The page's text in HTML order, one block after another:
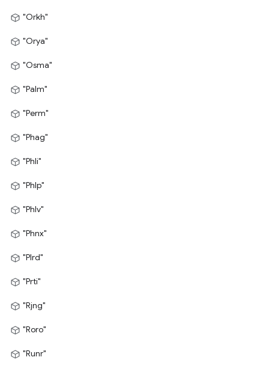
"Orkh"
"Orya"
"Osma"
"Palm"
"Perm"
"Phag"
"Phli"
"Phlp"
"Phlv"
"Phnx"
"Plrd"
"Prti"
"Rjng"
"Roro"
"Runr"